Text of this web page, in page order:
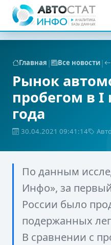
Главная | Все новости|
Рынок
пробегом в I
года
30.04.2021 09:41:14 Авто
По данным
Инфо», за
России было
подержанных
В сравнении с